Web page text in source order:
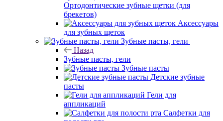
Ортодонтические зубные щетки (для
брекетов)
Аксессуары
для зубных щеток
Зубные пасты, гели
Назад
Зубные пасты, гели
Зубные пасты
Детские зубные
пасты
Гели для
аппликаций
Салфетки для